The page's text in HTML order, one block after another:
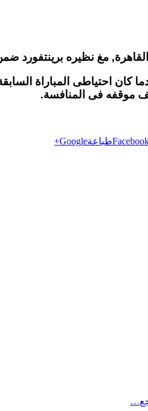
مغ نظيره برينتفورد
احتياطى المباراة
موقفه فى المنافسة.
طباعةGoogle+